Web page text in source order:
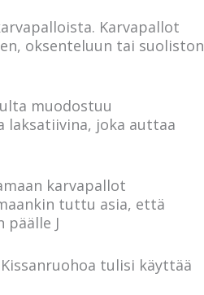
Karvapallot
oksenteluun tai suoliston
muodostuu
laksatiivina, joka auttaa
karvapallot
tuttu asia, että
päälle J
tulisi käyttää